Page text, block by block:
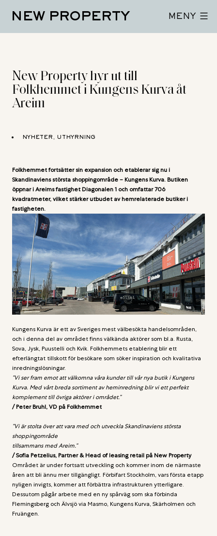
NEW PROPERTY MENY
New Property hyr ut till
Folkhemmet i Kungens Kurva åt
Areim
NYHETER, UTHYRNING
Folkhemmet fortsätter sin expansion och etablerar sig nu i
Skandinaviens största shoppingområde – Kungens Kurva. Butiken
öppnar i Areims fastighet Diagonalen 1 och omfattar 706
kvadratmeter, vilket stärker utbudet av hemrelaterade butiker i
fastigheten.
Kungens Kurva är ett av Sveriges mest välbesökta handelsområden,
och i denna del av området finns välkända aktörer som bl.a. Rusta,
Sova, Jysk, Puustelli och Kvik. Folkhemmets etablering blir ett
efterlängtat tillskott för besökare som söker inspiration och kvalitativa
inredningslösningar.
”Vi ser fram emot att välkomna våra kunder till vår nya butik i Kungens
Kurva. Med vårt breda sortiment av heminredning blir vi ett perfekt
komplement till övriga aktörer i området.”
/ Peter Bruhl, VD på Folkhemmet
”Vi är stolta över att vara med och utveckla Skandinaviens största
shoppingområde
tillsammans med Areim.”
/ Sofia Petzelius, Partner & Head of leasing retail på New Property
Området är under fortsatt utveckling och kommer inom de närmaste
åren att bli ännu mer tillgängligt. Förbifart Stockholm, vars första etapp
nyligen invigts, kommer att förbättra infrastrukturen ytterligare.
Dessutom pågår arbete med en ny spårväg som ska förbinda
Flemingsberg och Älvsjö via Masmo, Kungens Kurva, Skärholmen och
Fruängen.